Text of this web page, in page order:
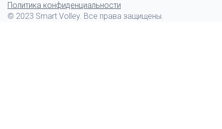
Политика конфиденциальности
© 2023 Smart Volley. Все права защищены.